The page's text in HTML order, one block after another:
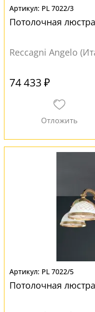
PL 7022/3
Потолочная
Reccagni Angelo
74 433 ₽
PL 7022/5
Потолочная